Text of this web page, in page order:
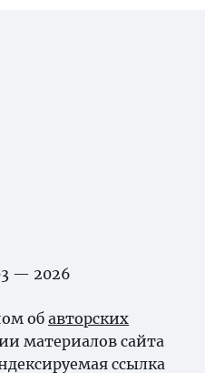
— 2026
об авторских
материалов сайта
ссылка